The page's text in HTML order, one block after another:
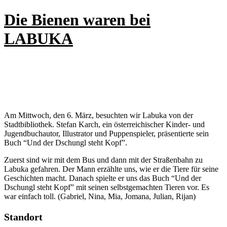
Die Bienen waren bei
LABUKA
Am Mittwoch, den 6. März, besuchten wir Labuka von der
Stadtbibliothek. Stefan Karch, ein österreichischer Kinder- und
Jugendbuchautor, Illustrator und Puppenspieler, präsentierte sein
Buch “Und der Dschungl steht Kopf”.
Zuerst sind wir mit dem Bus und dann mit der Straßenbahn zu
Labuka gefahren. Der Mann erzählte uns, wie er die Tiere für seine
Geschichten macht. Danach spielte er uns das Buch “Und der
Dschungl steht Kopf” mit seinen selbstgemachten Tieren vor. Es
war einfach toll. (Gabriel, Nina, Mia, Jomana, Julian, Rijan)
Standort